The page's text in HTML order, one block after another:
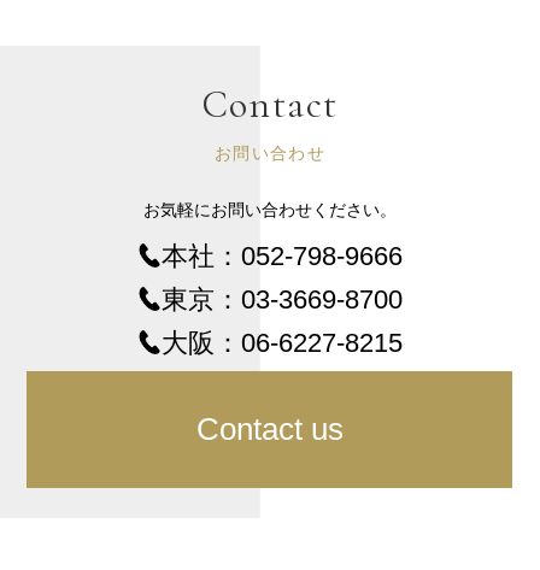
Contact
お問い合わせ
お気軽にお問い合わせください。
本社： 052-798-9666
東京： 03-3669-8700
大阪： 06-6227-8215
Contact us